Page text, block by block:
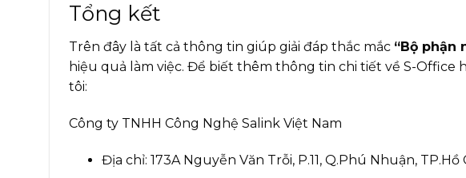
Tổng kết
Trên đây là tất cả thông tin giúp giải đáp thắc mắc “Bộ phận
hiệu quả làm việc. Để biết thêm thông tin chi tiết về S-Office
tôi:
Công ty TNHH Công Nghệ Salink Việt Nam
Địa chỉ: 173A Nguyễn Văn Trỗi, P.11, Q.Phú Nhuận, TP.Hồ